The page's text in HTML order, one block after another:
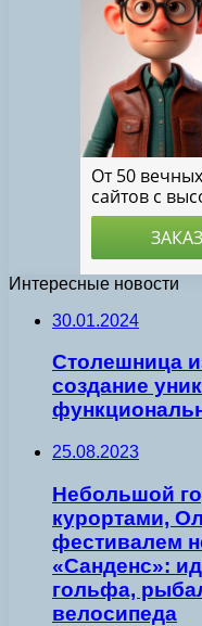
Интересные новости
30.01.2024
Столешница
создание
25.08.2023
Небольшой
курортами,
фестивалем
«Санденс»:
гольфа,
велосипеда